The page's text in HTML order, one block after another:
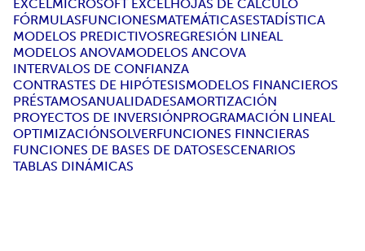
EXCELMICROSOFT EXCELHOJAS DE CÁLCULO
FÓRMULASFUNCIONESMATEMÁTICASESTADÍSTICA
MODELOS PREDICTIVOSREGRESIÓN LINEAL
MODELOS ANOVAMODELOS ANCOVA
INTERVALOS DE CONFIANZA
CONTRASTES DE HIPÓTESISMODELOS FINANCIEROS
PRÉSTAMOSANUALIDADESAMORTIZACIÓN
PROYECTOS DE INVERSIÓNPROGRAMACIÓN LINEAL
OPTIMIZACIÓNSOLVERFUNCIONES FINNCIERAS
FUNCIONES DE BASES DE DATOSESCENARIOS
TABLAS DINÁMICAS